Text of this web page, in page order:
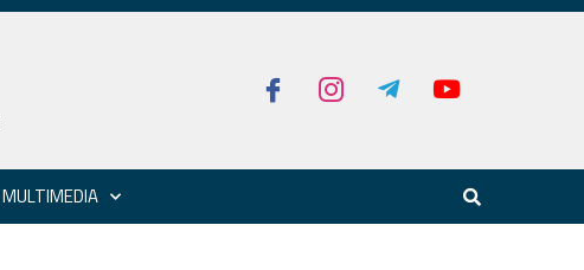
MULTIMEDIA